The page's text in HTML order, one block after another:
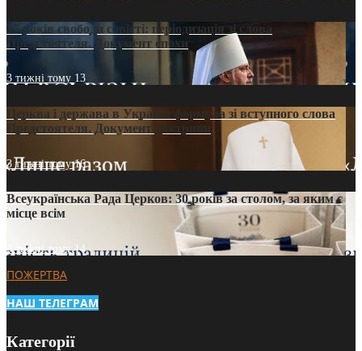
35 років свободи совісті: періодизація зі слова
Предстоятеля. Документ епохи
3 тижні тому 13
Церква і держава в Україні: формула зі вступного слова
Предстоятеля. Документ доктрини
3 тижні тому16
Всеукраїнська Рада Церков: 30 років за столом, за яким є
місце всім
3 тижні тому14
ПОЖЕРТВА
НАШ ТЕЛЕГРАМ
Категорії